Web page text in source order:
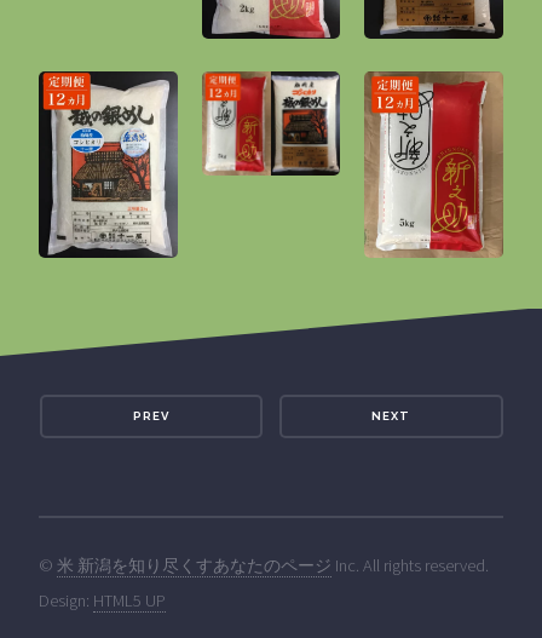
PREV NEXT
© 米 新潟を知り尽くすあなたのページ Inc. All rights reserved.
Design: HTML5 UP